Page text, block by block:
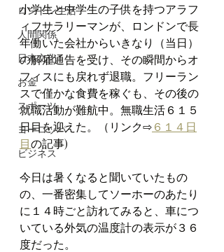
ロンドン生活
人間関係
日本文化
お金
スポーツ
ヨーロッパ
ビジネス
小学生と中学生の子供を持つアラフ
ィフサラリーマンが、ロンドンで長
年働いた会社からいきなり（当日）
の解雇通告を受け、その瞬間からオ
フィスにも戻れず退職。フリーラン
スで僅かな食費を稼ぐも、その後の
就職活動が難航中。無職生活６１５
日目を迎えた。（リンク⇨６１４日
目の記事)
今日は暑くなると聞いていたもの
の、一番密集してソーホーのあたり
に１４時ごと訪れてみると、車につ
いている外気の温度計の表示が３６
度だった。